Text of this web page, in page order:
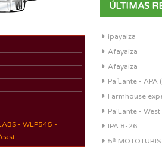
- WLP545 -
ÚLTIMAS
ipayaiza
Afayaiza
Afayaiza
Pa´Lante - APA
Farmhouse
Pa'Lante - West
IPA 8-26
5ª